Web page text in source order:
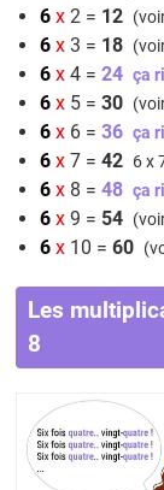
6 x 2 = 12
6 x 3 = 18
6 x 4 =24 ça
6 x 5 =30
6 x 6 =36 ça
6 x 7 =42 6 x
6 x 8 =48 ça
6 x 9 = 54
6 x 10 =60
Les
8